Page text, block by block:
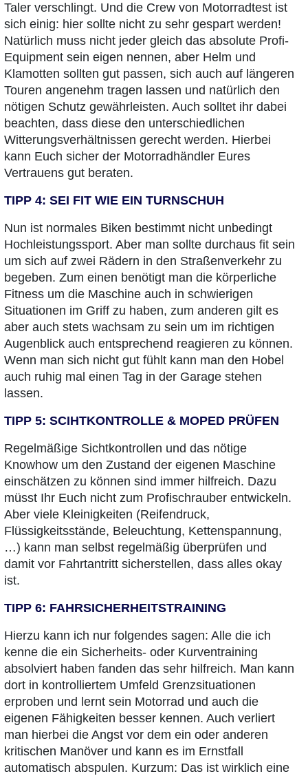
Taler verschlingt. Und die Crew von Motorradtest ist
sich einig: hier sollte nicht zu sehr gespart werden!
Natürlich muss nicht jeder gleich das absolute Profi-
Equipment sein eigen nennen, aber Helm und
Klamotten sollten gut passen, sich auch auf längeren
Touren angenehm tragen lassen und natürlich den
nötigen Schutz gewährleisten. Auch solltet ihr dabei
beachten, dass diese den unterschiedlichen
Witterungsverhältnissen gerecht werden. Hierbei
kann Euch sicher der Motorradhändler Eures
Vertrauens gut beraten.
TIPP 4: SEI FIT WIE EIN TURNSCHUH
Nun ist normales Biken bestimmt nicht unbedingt
Hochleistungssport. Aber man sollte durchaus fit sein
um sich auf zwei Rädern in den Straßenverkehr zu
begeben. Zum einen benötigt man die körperliche
Fitness um die Maschine auch in schwierigen
Situationen im Griff zu haben, zum anderen gilt es
aber auch stets wachsam zu sein um im richtigen
Augenblick auch entsprechend reagieren zu können.
Wenn man sich nicht gut fühlt kann man den Hobel
auch ruhig mal einen Tag in der Garage stehen
lassen.
TIPP 5: SCIHTKONTROLLE & MOPED PRÜFEN
Regelmäßige Sichtkontrollen und das nötige
Knowhow um den Zustand der eigenen Maschine
einschätzen zu können sind immer hilfreich. Dazu
müsst Ihr Euch nicht zum Profischrauber entwickeln.
Aber viele Kleinigkeiten (Reifendruck,
Flüssigkeitsstände, Beleuchtung, Kettenspannung,
…) kann man selbst regelmäßig überprüfen und
damit vor Fahrtantritt sicherstellen, dass alles okay
ist.
TIPP 6: FAHRSICHERHEITSTRAINING
Hierzu kann ich nur folgendes sagen: Alle die ich
kenne die ein Sicherheits- oder Kurventraining
absolviert haben fanden das sehr hilfreich. Man kann
dort in kontrolliertem Umfeld Grenzsituationen
erproben und lernt sein Motorrad und auch die
eigenen Fähigkeiten besser kennen. Auch verliert
man hierbei die Angst vor dem ein oder anderen
kritischen Manöver und kann es im Ernstfall
automatisch abspulen. Kurzum: Das ist wirklich eine